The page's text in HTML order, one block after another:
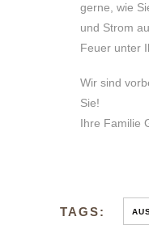
gerne, wie
und Strom
Feuer unter
Wir sind
Sie!
Ihre Familie
TAGS: